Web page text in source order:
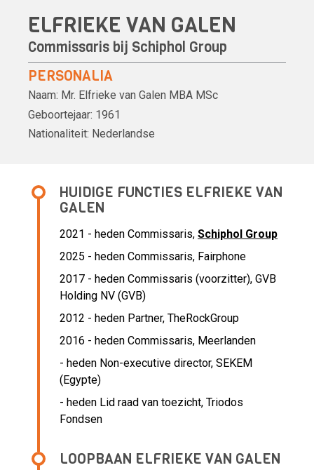
ELFRIEKE VAN GALEN
Commissaris bij Schiphol Group
PERSONALIA
Naam: Mr. Elfrieke van Galen MBA MSc
Geboortejaar: 1961
Nationaliteit: Nederlandse
HUIDIGE FUNCTIES ELFRIEKE VAN
GALEN
2021 - heden Commissaris, Schiphol Group
2025 - heden Commissaris, Fairphone
2017 - heden Commissaris (voorzitter), GVB
Holding NV (GVB)
2012 - heden Partner, TheRockGroup
2016 - heden Commissaris, Meerlanden
- heden Non-executive director, SEKEM
(Egypte)
- heden Lid raad van toezicht, Triodos
Fondsen
LOOPBAAN ELFRIEKE VAN GALEN